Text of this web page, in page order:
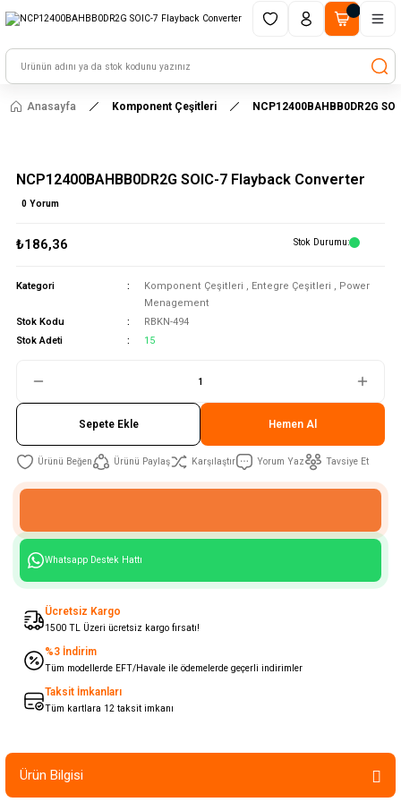
HAYAL ET - TASARLA - ÇALIŞTIR
Anasayfa Komponent Çeşitleri NCP12400BAHBB0DR2G
NCP12400BAHBB0DR2G SOIC-7 Flayback Converter
0 Yorum
₺186,36 Stok Durumu
Kategori Komponent Çeşitleri , Entegre Çeşitleri , Power
Menagement
Stok Kodu
RBKN-494
Stok Adeti
15
Sepete Ekle Hemen Al
Ürünü Paylaş Karşılaştır Yorum Yaz Tavsiye Et
Whatsapp Destek Hattı
Ücretsiz Kargo
1500 TL Üzeri ücretsiz kargo fırsatı!
%3 İndirim
Tüm modellerde EFT/Havale ile ödemelerde geçerli indirimler
Taksit İmkanları
Tüm kartlara 12 taksit imkanı
Ürün Bilgisi